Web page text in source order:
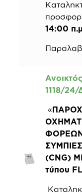
14:00
1118/24/
«
ΦΟΡΕΩΝ
(CNG)
τύπου